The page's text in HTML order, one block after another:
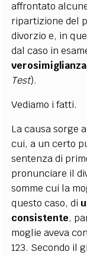
affrontato
ripartizione del
divorzio e, in
dal caso in
Test).
Vediamo i fatti.
La causa sorge
cui, a un certo
sentenza di
pronunciare il
somme cui la
questo caso, di
consistente,
moglie aveva
123. Secondo il